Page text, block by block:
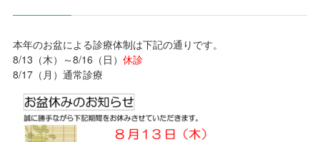
本年のお盆による診療体制は下記の通りです。
8/13（木）～8/16（日） 休診
8/17（月）通常診療